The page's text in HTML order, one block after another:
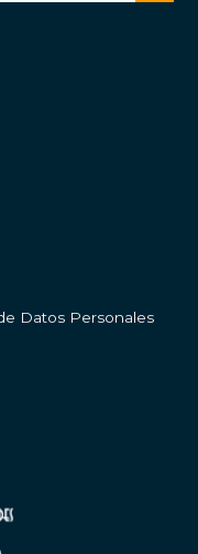
Datos Personales